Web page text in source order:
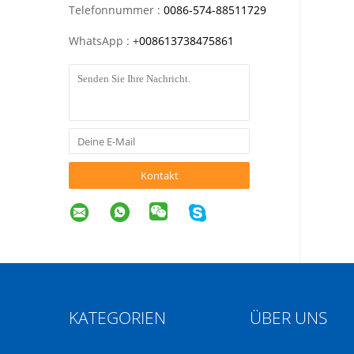
Telefonnummer : 0086-574-88511729
WhatsApp : +008613738475861
Kontakt
KATEGORIEN ÜBER UNS